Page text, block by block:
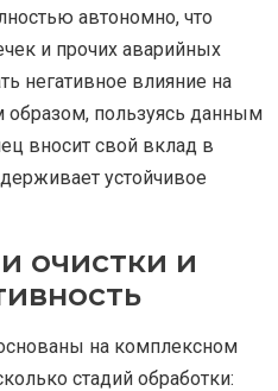
автономно, что
и прочих аварийных
негативное влияние на
пользуясь данным
вносит свой вклад в
устойчивое
очистки и
на комплексном
стадий обработки: